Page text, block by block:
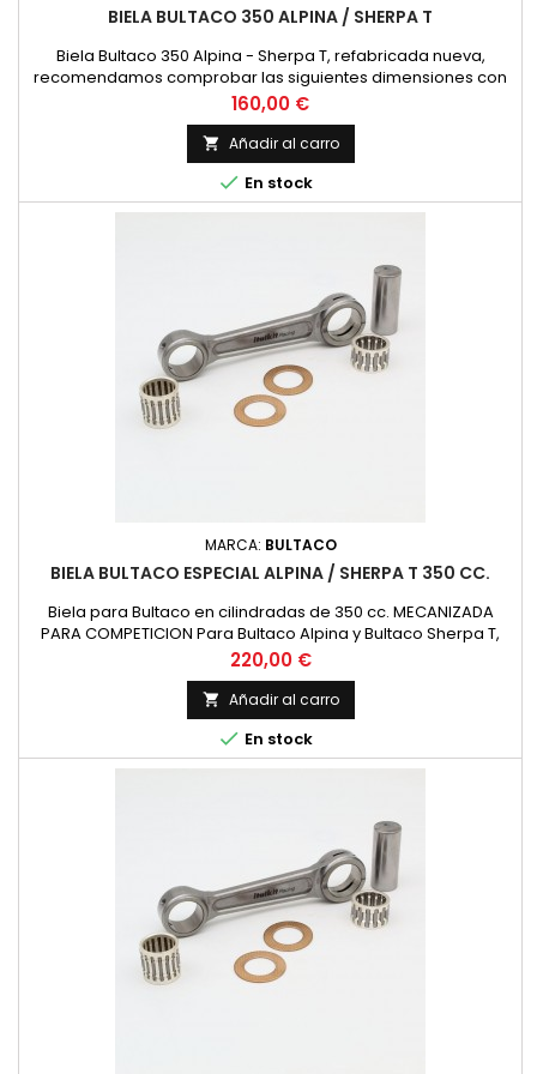
BIELA BULTACO 350 ALPINA / SHERPA T
Biela Bultaco 350 Alpina - Sherpa T, refabricada nueva,
recomendamos comprobar las siguientes dimensiones con
la biela existente. Diametro superior 24 mm. Diametro interior
26 mm. Distancia entre centros 116 mm. Bulon de 20 mm. de
diametro y 48 mm. de longitud. Anchura Inferior 17 mm. Jaula
Superior 20x24x24 mm. Jaula Inferior 20x26x17 mm.
Precio
160,00 €
 Añadir al carro
 En stock
MARCA: BULTACO
BIELA BULTACO ESPECIAL ALPINA / SHERPA T 350 CC.
Biela para Bultaco en cilindradas de 350 cc. MECANIZADA
PARA COMPETICION Para Bultaco Alpina y Bultaco Sherpa T,
refabricada nueva, recomendamos comprobar las
siguientes dimensiones con la biela existente. Diametro
superior 24 mm. Diametro interior 26 mm. Distancia entre
centros 116 mm. Bulon de 20 mm. de diametro y 48 mm. de
longitud. Anchura...
Precio
220,00 €
 Añadir al carro
 En stock